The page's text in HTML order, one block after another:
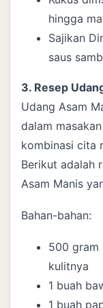
hingga
Sajikan
saus
3. Resep
Udang Asam
dalam
kombinasi cita
Berikut adalah
Asam Manis
Bahan-bahan:
500 gram
kulitnya
1 buah
1 buah